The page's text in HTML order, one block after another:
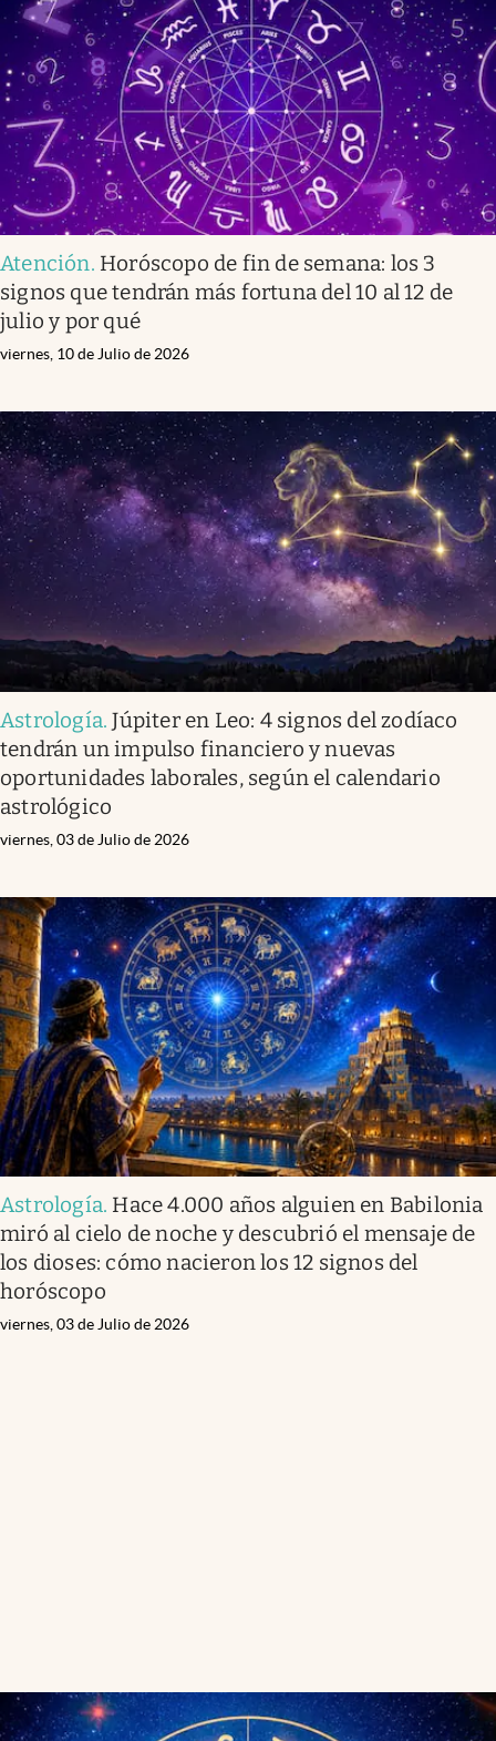
Infotechnology
Clase
Clima
Mundial 2026
Eventos Corporativos
El Cronista Studio
Mediakit
abre en nueva pestaña
Argentina
Atención. Horóscopo de fin de semana: los 3
signos que tendrán más fortuna del 10 al 12 de
julio y por qué
viernes, 10 de Julio de 2026
Astrología.Júpiter en Leo: 4 signos del zodíaco
tendrán un impulso financiero y nuevas
oportunidades laborales, según el calendario
astrológico
viernes, 03 de Julio de 2026
Astrología. Hace 4.000 años alguien en Babilonia
miró al cielo de noche y descubrió el mensaje de
los dioses: cómo nacieron los 12 signos del
horóscopo
viernes, 03 de Julio de 2026